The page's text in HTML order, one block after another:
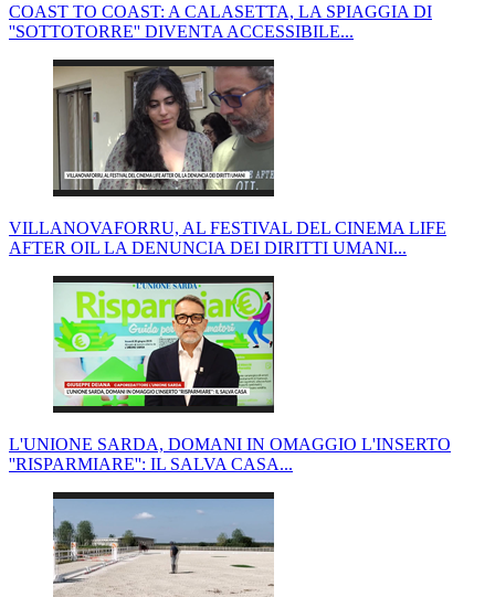
COAST TO COAST: A CALASETTA, LA SPIAGGIA DI
''SOTTOTORRE'' DIVENTA ACCESSIBILE...
VILLANOVAFORRU, AL FESTIVAL DEL CINEMA LIFE
AFTER OIL LA DENUNCIA DEI DIRITTI UMANI...
L'UNIONE SARDA, DOMANI IN OMAGGIO L'INSERTO
''RISPARMIARE'': IL SALVA CASA...